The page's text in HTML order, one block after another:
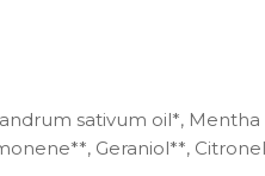
sativum oil*,
Geraniol**,